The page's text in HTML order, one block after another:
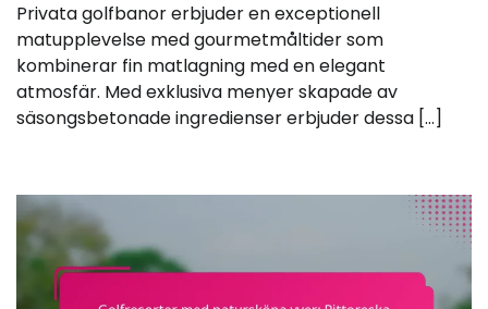
Privata golfbanor erbjuder en exceptionell
matupplevelse med gourmetmåltider som
kombinerar fin matlagning med en elegant
atmosfär. Med exklusiva menyer skapade av
säsongsbetonade ingredienser erbjuder dessa […]